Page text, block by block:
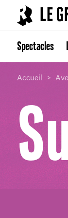
LE
Spectacles
Accueil
Cookies management